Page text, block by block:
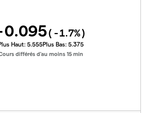
( -1.7%)
Haut: 5.555Plus Bas: 5.375
différés d'au moins 15 min